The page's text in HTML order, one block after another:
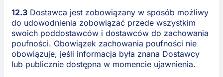
12.3Dostawca jest zobowiązany w sposób możliwy
do udowodnienia zobowiązać przede wszystkim
swoich poddostawców i dostawców do zachowania
poufności. Obowiązek zachowania poufności nie
obowiązuje, jeśli informacja była znana Dostawcy
lub publicznie dostępna w momencie ujawnienia.